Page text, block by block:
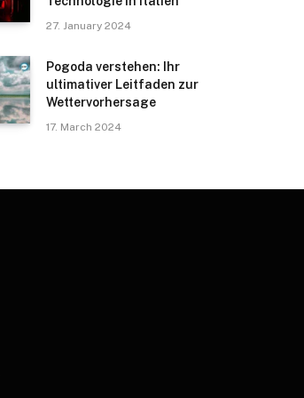
27. January 2024
Pogoda verstehen: Ihr
ultimativer Leitfaden zur
Wettervorhersage
17. March 2024